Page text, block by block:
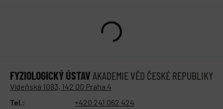
FYZIOLOGICKÝ ÚSTAV AKADEMIE VĚD ČESKÉ REPUBLIKY
Vídeňská 1083, 142 00 Praha 4
Tel.:
+420 241 062 424